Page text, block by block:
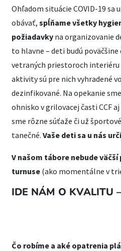
Ohľadom situácie COVID-19 sa
obávať, spĺňame všetky
požiadavky na organizovanie
to hlavne – deti budú poväčšine
vetraných priestoroch interiéru
aktivity sú pre nich vyhradené
dezinfikované. Na opekanie
ohnisko v grilovacej časti CCF
sme rôzne súťaže či už
tanečné. Vaše deti sa u nás
V našom tábore nebude
turnuse (ako momentálne v
IDE NÁM O KVALITU
Čo robíme a aké opatrenia